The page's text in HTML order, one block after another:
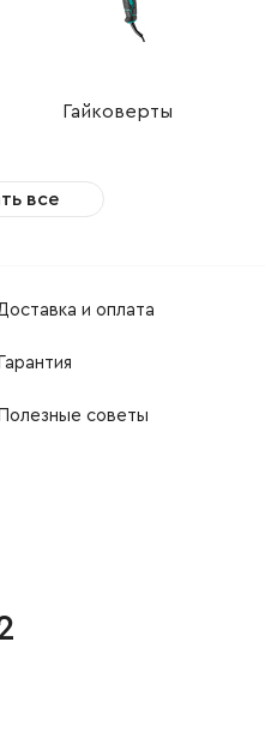
Гайковерты
все
и оплата
Гарантия
Полезные советы